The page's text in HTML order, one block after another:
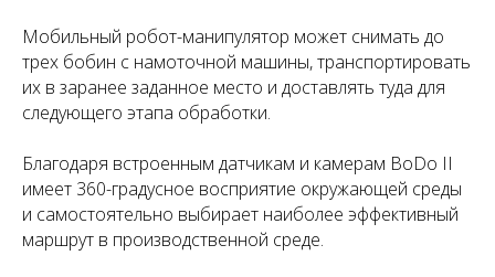
Мобильный робот-манипулятор может снимать до
трех бобин с намоточной машины, транспортировать
их в заранее заданное место и доставлять туда для
следующего этапа обработки.
Благодаря встроенным датчикам и камерам BoDo II
имеет 360-градусное восприятие окружающей среды
и самостоятельно выбирает наиболее эффективный
маршрут в производственной среде.